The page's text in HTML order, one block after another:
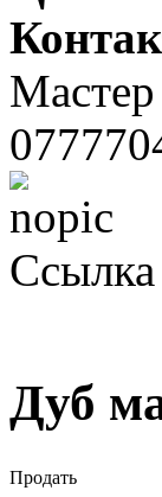
Мастер
Ссылка
Дуб
Продать